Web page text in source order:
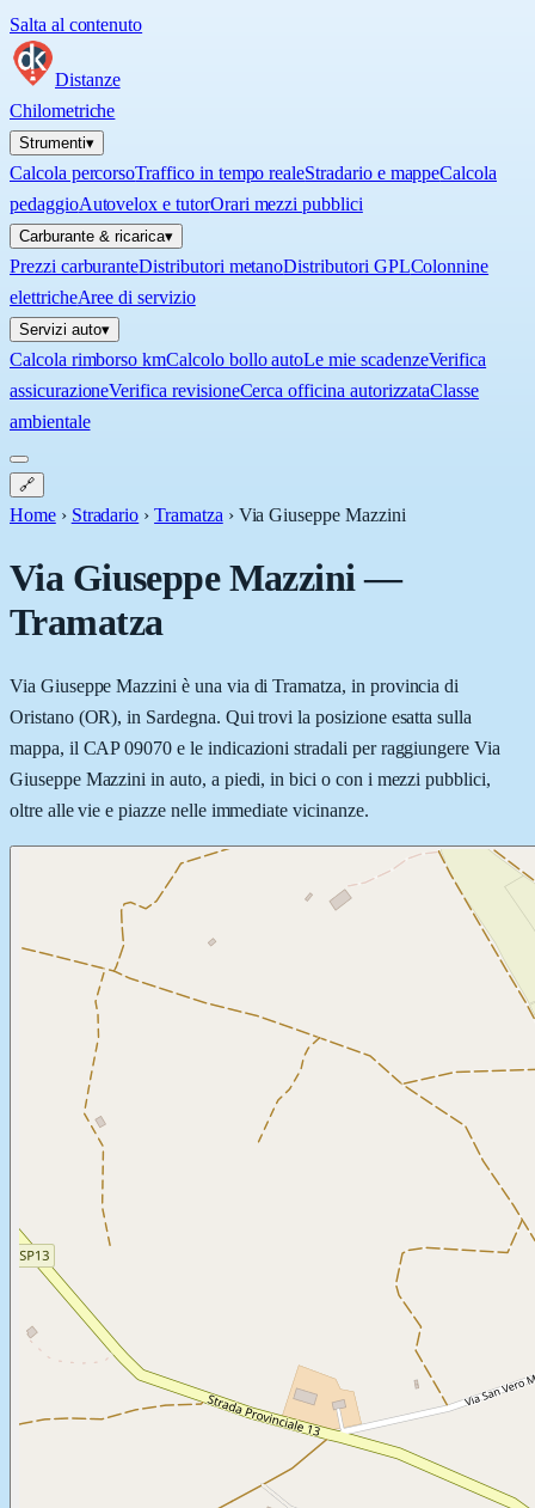
Salta al contenuto
Distanze
Chilometriche
Strumenti▾
Calcola percorsoTraffico in tempo realeStradario e mappeCalcola
pedaggioAutovelox e tutorOrari mezzi pubblici
Carburante & ricarica▾
Prezzi carburanteDistributori metanoDistributori GPLColonnine
elettricheAree di servizio
Servizi auto▾
Calcola rimborso kmCalcolo bollo autoLe mie scadenzeVerifica
assicurazioneVerifica revisioneCerca officina autorizzataClasse
ambientale
🔗
Home › Stradario › Tramatza › Via Giuseppe Mazzini
Via Giuseppe Mazzini—
Tramatza
Via Giuseppe Mazzini è una via di Tramatza, in provincia di
Oristano (OR), in Sardegna. Qui trovi la posizione esatta sulla
mappa, il CAP 09070 e le indicazioni stradali per raggiungere Via
Giuseppe Mazzini in auto, a piedi, in bici o con i mezzi pubblici,
oltre alle vie e piazze nelle immediate vicinanze.